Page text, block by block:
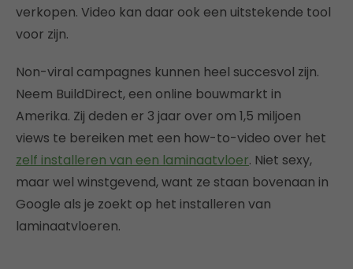
verkopen. Video kan daar ook een uitstekende tool
voor zijn.
Non-viral campagnes kunnen heel succesvol zijn.
Neem BuildDirect, een online bouwmarkt in
Amerika. Zij deden er 3 jaar over om 1,5 miljoen
views te bereiken met een how-to-video over het
zelf installeren van een laminaatvloer. Niet sexy,
maar wel winstgevend, want ze staan bovenaan in
Google als je zoekt op het installeren van
laminaatvloeren.